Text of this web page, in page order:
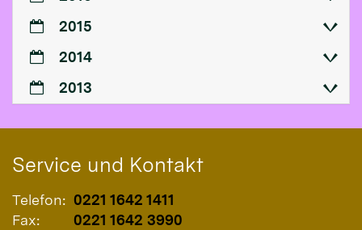
2015
2014
2013
Service und Kontakt
Telefon: 0221 1642 1411
Fax:
0221 1642 3990